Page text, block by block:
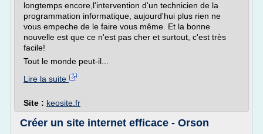
longtemps encore,l'intervention d'un technicien de la
programmation informatique, aujourd'hui plus rien ne
vous empeche de le faire vous même. Et la bonne
nouvelle est que ce n'est pas cher et surtout, c'est très
facile!
Tout le monde peut-il...
Lire la suite
Site : keosite.fr
Créer un site internet efficace - Orson